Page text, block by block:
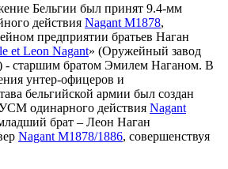
Бельгии был принят 9.4-мм
действия Nagant M1878,
предприятии братьев Наган
et Leon Nagant» (Оружейный завод
- старшим братом Эмилем Наганом. В
унтер-офицеров и
бельгийской армии был создан
одинарного действия Nagant
брат – Леон Наган
Nagant M1878/1886, совершенствуя